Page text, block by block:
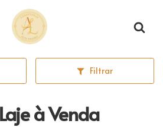
Página inicial
Filtrar
à Venda